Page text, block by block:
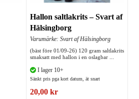
Hallon saltlakrits – Svart af
Hälsingborg
Varumärke: Svart af Hälsingborg
(bäst före 01/09-26) 120 gram saltlakrits
smaksatt med hallon i en oslagbar ...
I lager 10+
Sänkt pris pga kort datum, ät snart
20,00 kr